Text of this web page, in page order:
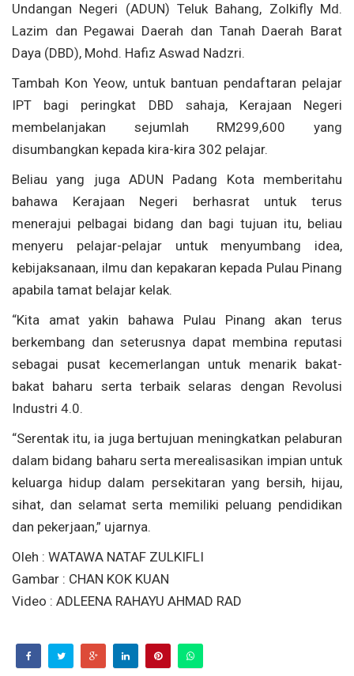
Undangan Negeri (ADUN) Teluk Bahang, Zolkifly Md.
Lazim dan Pegawai Daerah dan Tanah Daerah Barat
Daya (DBD), Mohd. Hafiz Aswad Nadzri.
Tambah Kon Yeow, untuk bantuan pendaftaran pelajar
IPT bagi peringkat DBD sahaja, Kerajaan Negeri
membelanjakan sejumlah RM299,600 yang
disumbangkan kepada kira-kira 302 pelajar.
Beliau yang juga ADUN Padang Kota memberitahu
bahawa Kerajaan Negeri berhasrat untuk terus
menerajui pelbagai bidang dan bagi tujuan itu, beliau
menyeru pelajar-pelajar untuk menyumbang idea,
kebijaksanaan, ilmu dan kepakaran kepada Pulau Pinang
apabila tamat belajar kelak.
“Kita amat yakin bahawa Pulau Pinang akan terus
berkembang dan seterusnya dapat membina reputasi
sebagai pusat kecemerlangan untuk menarik bakat-
bakat baharu serta terbaik selaras dengan Revolusi
Industri 4.0.
“Serentak itu, ia juga bertujuan meningkatkan pelaburan
dalam bidang baharu serta merealisasikan impian untuk
keluarga hidup dalam persekitaran yang bersih, hijau,
sihat, dan selamat serta memiliki peluang pendidikan
dan pekerjaan,” ujarnya.
Oleh : WATAWA NATAF ZULKIFLI
Gambar : CHAN KOK KUAN
Video : ADLEENA RAHAYU AHMAD RAD